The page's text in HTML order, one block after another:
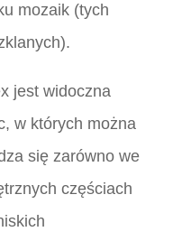
mozaik (tych
jest widoczna
w których można
się zarówno we
częściach